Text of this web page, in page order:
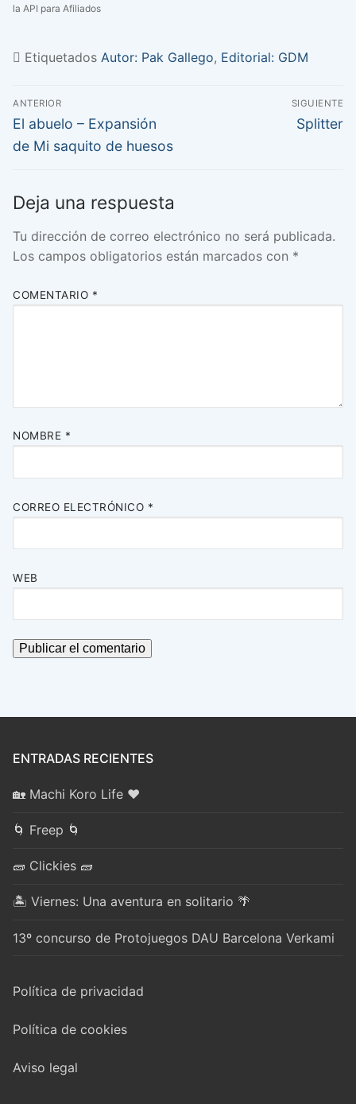
la API para Afiliados
Etiquetados Autor: Pak Gallego, Editorial: GDM
Navegación
de
entradas
ANTERIOR
Entrada
anterior:
El abuelo – Expansión
de Mi saquito de huesos
SIGUIENTE
Entrada
Splitter
Deja una respuesta
Tu dirección de correo electrónico no será publicada.
Los campos obligatorios están marcados con *
COMENTARIO *
NOMBRE *
CORREO ELECTRÓNICO *
WEB
ENTRADAS RECIENTES
🏡 Machi Koro Life ❤️
🌀 Freep 🌀
🧱 Clickies 🧱
🏝️ Viernes: Una aventura en solitario 🌴
13º concurso de Protojuegos DAU Barcelona Verkami
Política de privacidad
Política de cookies
Aviso legal